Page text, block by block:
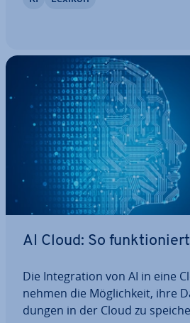
AI Cloud: So
Die In­te­gra­ti­on von AI in eine
neh­men die Mög­lich­keit, ihre
dun­gen in der Cloud zu